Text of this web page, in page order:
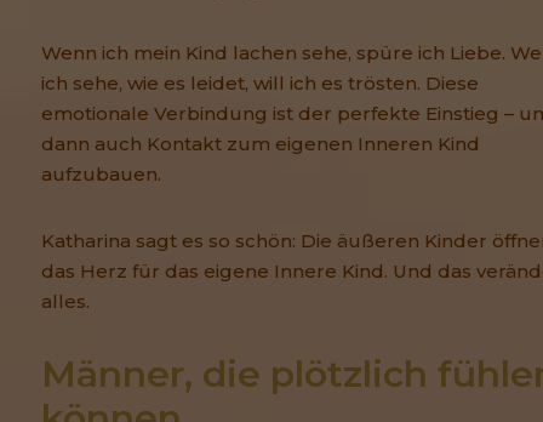
Wenn ich mein Kind lachen sehe, spüre ich Liebe.
ich sehe, wie es leidet, will ich es trösten. Diese
emotionale Verbindung ist der perfekte Einstieg –
dann auch Kontakt zum eigenen Inneren Kind
aufzubauen.
Katharina sagt es so schön: Die äußeren Kinder
das Herz für das eigene Innere Kind. Und das
alles.
Männer, die plötzlich